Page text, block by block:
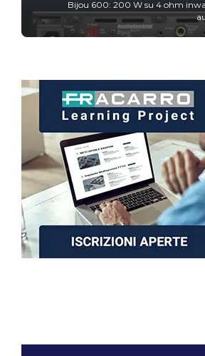
Bijou 600: 200 W su 4 ohm